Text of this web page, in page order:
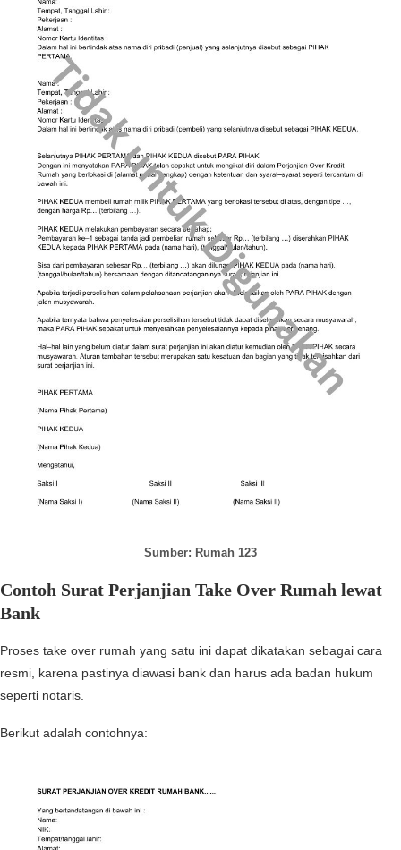
Sumber: Rumah 123
Contoh Surat Perjanjian Take Over Rumah lewat
Bank
Proses take over rumah yang satu ini dapat dikatakan sebagai cara
resmi, karena pastinya diawasi bank dan harus ada badan hukum
seperti notaris.
Berikut adalah contohnya: